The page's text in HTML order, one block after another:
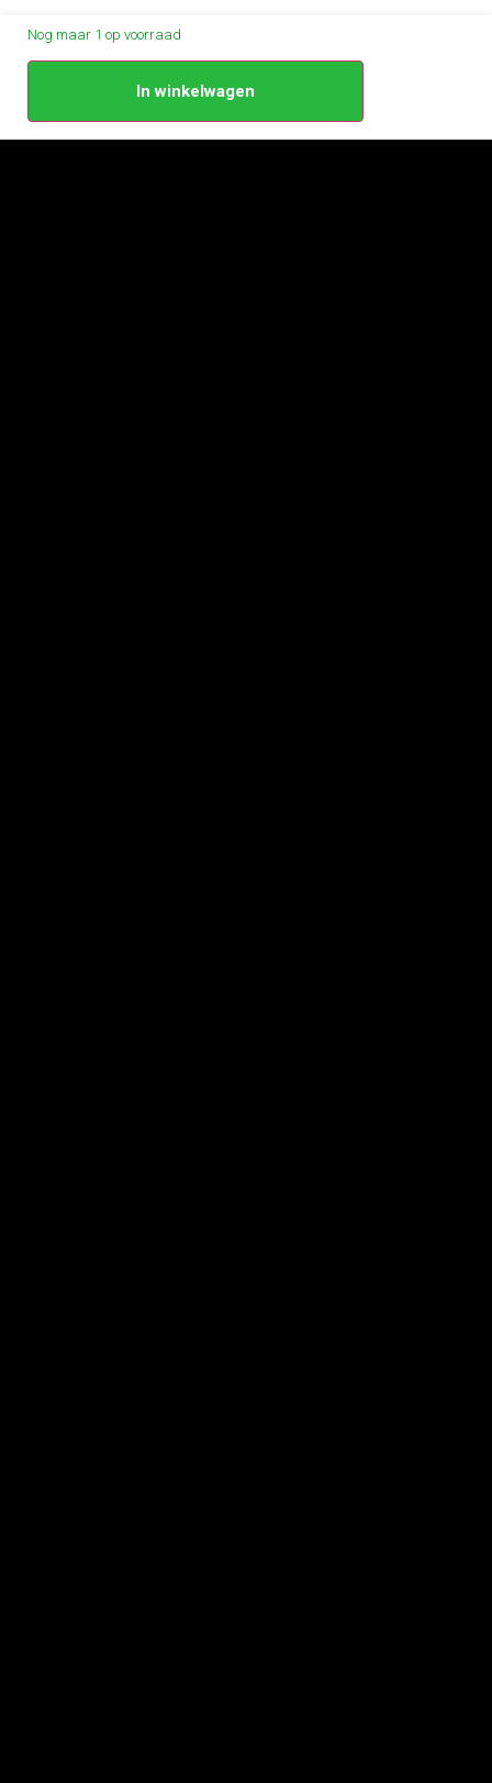
Nog maar 1 op voorraad
In winkelwagen